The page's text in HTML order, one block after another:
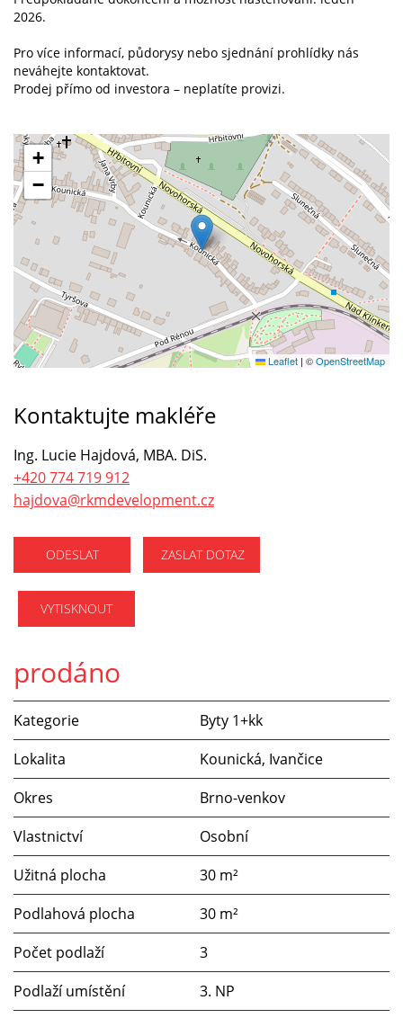
2026.
Pro více informací, půdorysy nebo sjednání prohlídky nás
neváhejte kontaktovat.
Prodej přímo od investora – neplatíte provizi.
+
−
Leaflet | ©OpenStreetMap
Kontaktujte makléře
Ing. Lucie Hajdová, MBA. DiS.
+420 774 719 912
hajdova@rkmdevelopment.cz
ODESLAT ZASLAT DOTAZ
VYTISKNOUT
prodáno
Kategorie
Byty 1+kk
Lokalita
Kounická, Ivančice
Okres
Brno-venkov
Vlastnictví
Osobní
Užitná plocha
30 m²
Podlahová plocha
30 m²
Počet podlaží
3
Podlaží umístění
3. NP